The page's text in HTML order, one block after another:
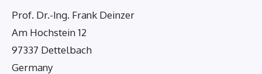
Prof. Dr.-Ing. Frank Deinzer
Am Hochstein 12
97337 Dettelbach
Germany